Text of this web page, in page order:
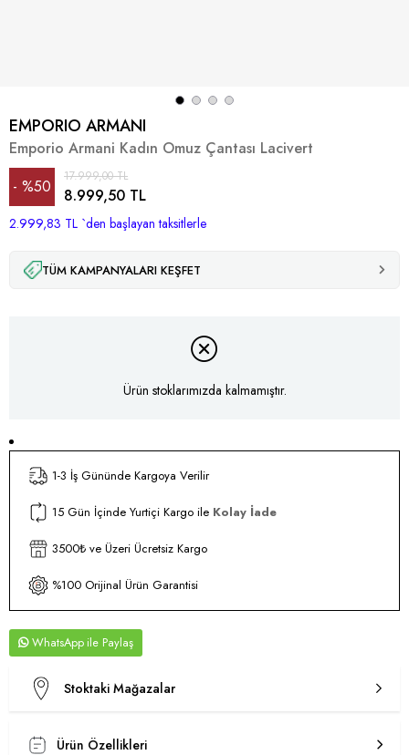
EMPORIO ARMANI
Emporio Armani Kadın Omuz Çantası Lacivert
%50
İndirim
17.999,00 TL
8.999,50 TL
2.999,83 TL `den başlayan taksitlerle
TÜM KAMPANYALARI KEŞFET
Ürün stoklarımızda kalmamıştır.
1-3 İş Gününde Kargoya Verilir
15 Gün İçinde Yurtiçi Kargo ile Kolay İade
3500₺ ve Üzeri Ücretsiz Kargo
%100 Orijinal Ürün Garantisi
WhatsApp
Stoktaki Mağazalar
Ürün Özellikleri